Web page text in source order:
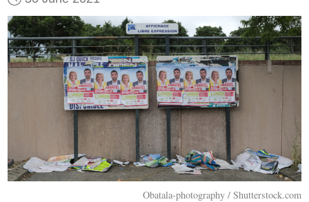
Obatala-photography / Shutterstock.com